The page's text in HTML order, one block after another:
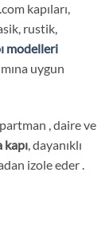
kapıları,
rustik,
modelleri
uygun
, daire ve
kapı, dayanıklı
izole eder .